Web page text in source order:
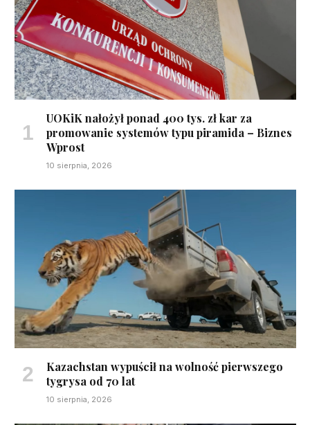
UOKiK nałożył ponad 400 tys. zł kar za
promowanie systemów typu piramida – Biznes
Wprost
10 sierpnia, 2026
Kazachstan wypuścił na wolność pierwszego
tygrysa od 70 lat
10 sierpnia, 2026